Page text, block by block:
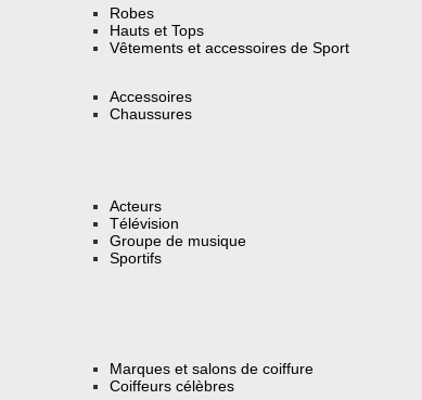
Robes
Hauts et Tops
Vêtements et accessoires de Sport
Accessoires
Chaussures
Acteurs
Télévision
Groupe de musique
Sportifs
Marques et salons de coiffure
Coiffeurs célèbres